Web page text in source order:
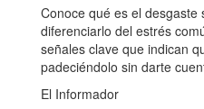
Conoce qué es el desgaste
diferenciarlo del estrés
señales clave que indican
padeciéndolo sin darte
El Informador